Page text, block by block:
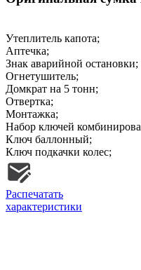
Утеплитель капота;
Аптечка;
Знак аварийной остановки;
Огнетушитель;
Домкрат на 5 тонн;
Отвертка;
Монтажка;
Набор ключей
Ключ баллонный;
Ключ подкачки колес;
Распечатать
характеристики